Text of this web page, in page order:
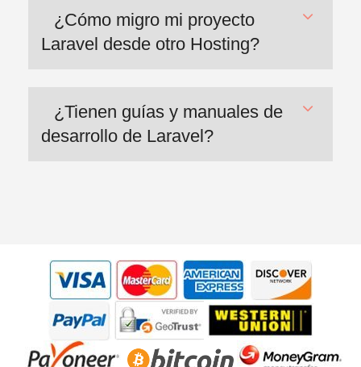
¿Cómo migro mi proyecto
Laravel desde otro Hosting?
¿Tienen guías y manuales de
desarrollo de Laravel?